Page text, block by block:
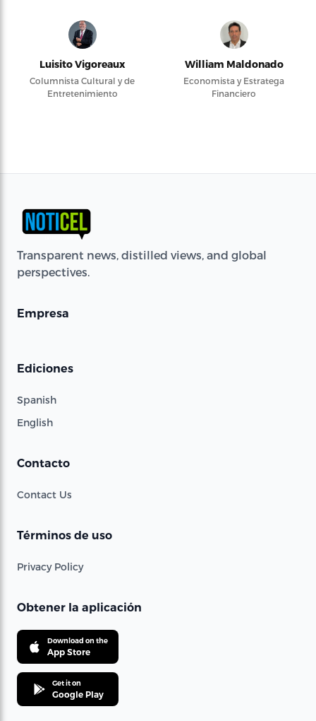
Luisito Vigoreaux
Columnista Cultural y de
Entretenimiento
William Maldonado
Economista y Estratega
Financiero
Transparent news, distilled views, and global
perspectives.
Empresa
Ediciones
Spanish
English
Contacto
Contact Us
Términos de uso
Privacy Policy
Obtener la aplicación
Download on the
App Store
Get it on
Google Play